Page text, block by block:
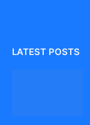
LATEST POSTS